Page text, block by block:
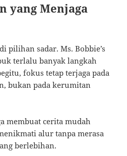
yang Menjaga
pilihan sadar. Ms. Bobbie’s
terlalu banyak langkah
fokus tetap terjaga pada
bukan pada kerumitan
membuat cerita mudah
alur tanpa merasa
berlebihan.